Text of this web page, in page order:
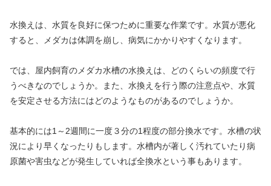
水換えは、水質を良好に保つために重要な作業です。水質が悪化
すると、メダカは体調を崩し、病気にかかりやすくなります。
では、屋内飼育のメダカ水槽の水換えは、どのくらいの頻度で行
うべきなのでしょうか。また、水換えを行う際の注意点や、水質
を安定させる方法にはどのようなものがあるのでしょうか。
基本的には1～2週間に一度３分の1程度の部分換水です。水槽の状
況により早くなったりもします。水槽内が著しく汚れていたり病
原菌や害虫などが発生していれば全換水という事もあります。